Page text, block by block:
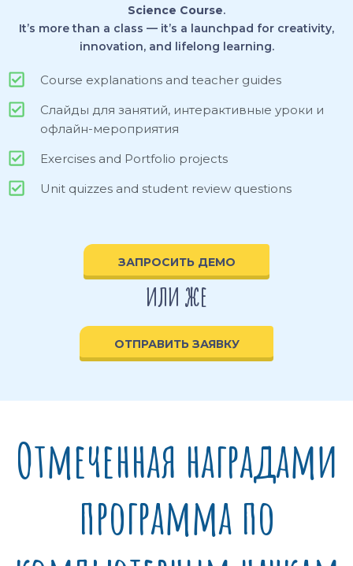
Science Course.
It’s more than a class — it’s a launchpad for creativity,
innovation, and lifelong learning.
Course explanations and teacher guides
Слайды для занятий, интерактивные уроки и
офлайн-мероприятия
Exercises and Portfolio projects
Unit quizzes and student review questions
ЗАПРОСИТЬ ДЕМО
или же
ОТПРАВИТЬ ЗАЯВКУ
Отмеченная наградами
программа по